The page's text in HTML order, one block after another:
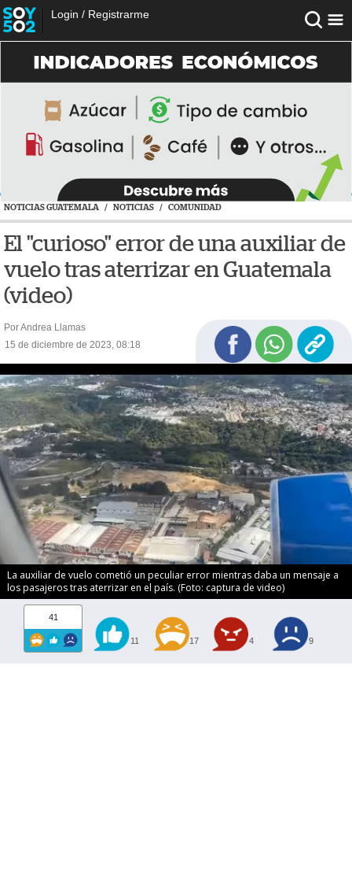
Login / Registrarme
NOTICIAS GUATEMALA / NOTICIAS / COMUNIDAD
El "curioso" error de una auxiliar de
vuelo tras aterrizar en Guatemala
(video)
Por Andrea Llamas
15 de diciembre de 2023, 08:18
La auxiliar de vuelo cometió un peculiar error mientras daba un mensaje a
los pasajeros tras aterrizar en el país. (Foto: captura de video)
41
11 17 4 9